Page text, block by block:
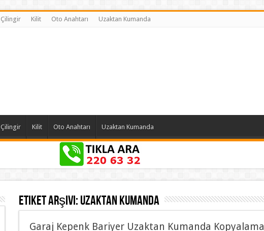
Çilingir Kilit Oto Anahtarı Uzaktan Kumanda
Çilingir Kilit Oto Anahtarı Uzaktan Kumanda
Etiket Arşivi:Uzaktan Kumanda
Garaj Kepenk Bariyer Uzaktan Kumanda Kopyalama